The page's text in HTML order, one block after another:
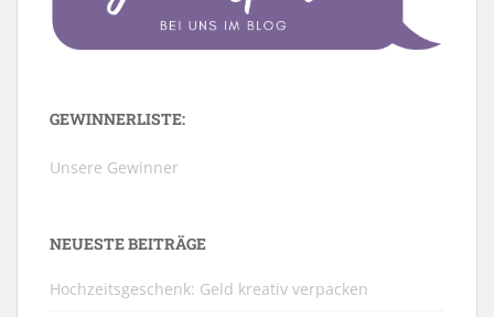
GEWINNERLISTE:
Unsere Gewinner
NEUESTE BEITRÄGE
Hochzeitsgeschenk: Geld kreativ verpacken